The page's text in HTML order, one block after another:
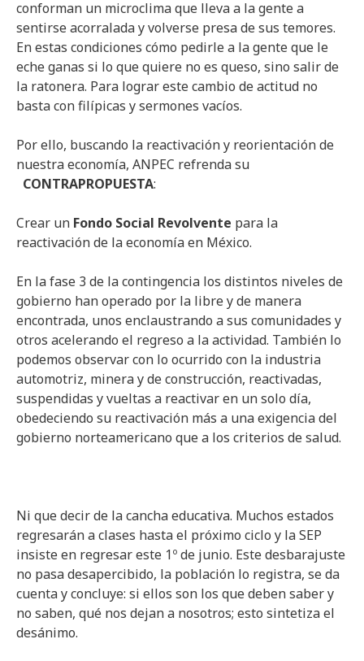
conforman un microclima que lleva a la gente a
sentirse acorralada y volverse presa de sus temores.
En estas condiciones cómo pedirle a la gente que le
eche ganas si lo que quiere no es queso, sino salir de
la ratonera. Para lograr este cambio de actitud no
basta con filípicas y sermones vacíos.
Por ello, buscando la reactivación y reorientación de
nuestra economía, ANPEC refrenda su
CONTRAPROPUESTA:
Crear un Fondo Social Revolvente para la
reactivación de la economía en México.
En la fase 3 de la contingencia los distintos niveles de
gobierno han operado por la libre y de manera
encontrada, unos enclaustrando a sus comunidades y
otros acelerando el regreso a la actividad. También lo
podemos observar con lo ocurrido con la industria
automotriz, minera y de construcción, reactivadas,
suspendidas y vueltas a reactivar en un solo día,
obedeciendo su reactivación más a una exigencia del
gobierno norteamericano que a los criterios de salud.
Ni que decir de la cancha educativa. Muchos estados
regresarán a clases hasta el próximo ciclo y la SEP
insiste en regresar este 1º de junio. Este desbarajuste
no pasa desapercibido, la población lo registra, se da
cuenta y concluye: si ellos son los que deben saber y
no saben, qué nos dejan a nosotros; esto sintetiza el
desánimo.